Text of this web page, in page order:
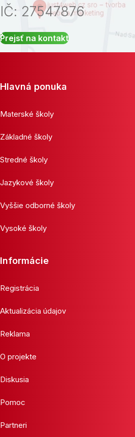
IČ: 27547876
Prejsť na kontakt
Hlavná ponuka
Materské školy
Základné školy
Stredné školy
Jazykové školy
Vyššie odborné školy
Vysoké školy
Informácie
Registrácia
Aktualizácia údajov
Reklama
O projekte
Diskusia
Pomoc
Partneri